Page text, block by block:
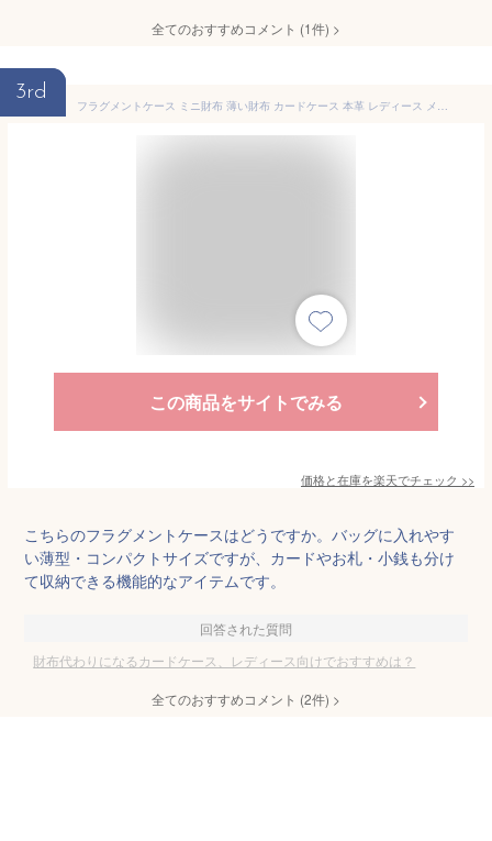
全てのおすすめコメント (1件) >
3rd
フラグメントケース ミニ財布 薄い財布 カードケース 本革 レディース メンズ l字ファスナー 財布 コンパクト 小さい財布 スリム 小銭入れ コインケース 薄型 薄い 小さい l字 マルチケース 革 レザー ギフト プレゼント Couth クース
この商品をサイトでみる
価格と在庫を楽天でチェック >>
こちらのフラグメントケースはどうですか。バッグに入れやす
い薄型・コンパクトサイズですが、カードやお札・小銭も分け
て収納できる機能的なアイテムです。
回答された質問
財布代わりになるカードケース、レディース向けでおすすめは？
全てのおすすめコメント (2件) >